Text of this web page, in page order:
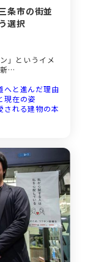
条市の街並
選択
」というイメ
新…
へと進んだ理由
現在の姿
される建物の本
く、建築技術
体制と未来の仲